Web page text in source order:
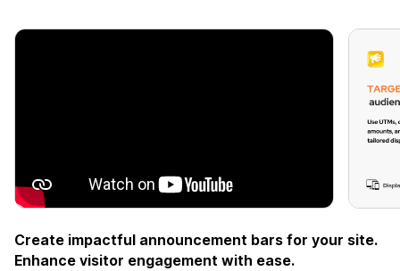
Create impactful announcement bars for your site.
Enhance visitor engagement with ease.